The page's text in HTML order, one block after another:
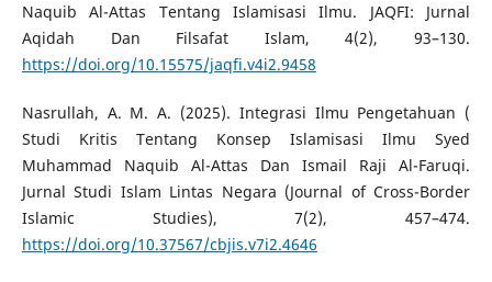
Naquib Al-Attas Tentang Islamisasi Ilmu. JAQFI: Jurnal
Aqidah Dan Filsafat Islam, 4(2), 93–130.
https://doi.org/10.15575/jaqfi.v4i2.9458
Nasrullah, A. M. A. (2025). Integrasi Ilmu Pengetahuan (
Studi Kritis Tentang Konsep Islamisasi Ilmu Syed
Muhammad Naquib Al-Attas Dan Ismail Raji Al-Faruqi.
Jurnal Studi Islam Lintas Negara (Journal of Cross-Border
Islamic Studies), 7(2), 457–474.
https://doi.org/10.37567/cbjis.v7i2.4646